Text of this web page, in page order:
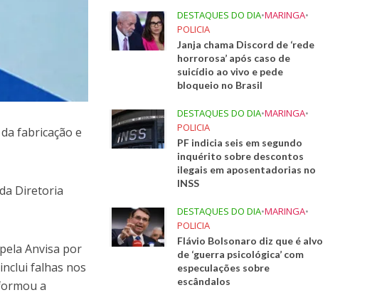
fabricação e
Diretoria
Anvisa por
falhas nos
a
DESTAQUES DO DIA•MARINGA•
POLICIA
Janja chama Discord de ‘rede
horrorosa’ após caso de
suicídio ao vivo e pede
bloqueio no Brasil
DESTAQUES DO DIA•MARINGA•
POLICIA
PF indicia seis em segundo
inquérito sobre descontos
ilegais em aposentadorias no
INSS
DESTAQUES DO DIA•MARINGA•
POLICIA
Flávio Bolsonaro diz que é alvo
de ‘guerra psicológica’ com
especulações sobre
escândalos